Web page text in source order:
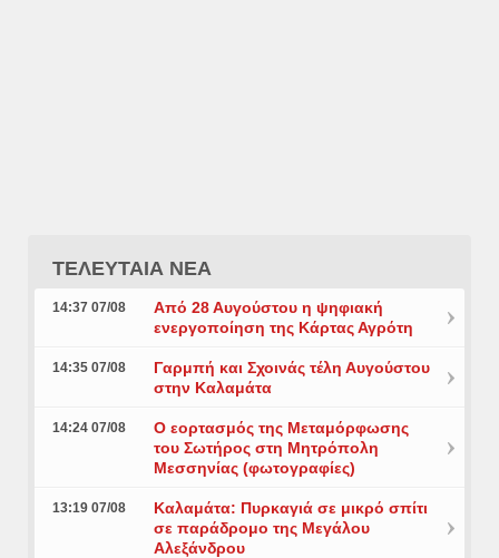
ΤΕΛΕΥΤΑΙΑ ΝΕΑ
14:37 07/08
Από 28 Αυγούστου η ψηφιακή
ενεργοποίηση της Κάρτας Αγρότη
14:35 07/08
Γαρμπή και Σχοινάς τέλη Αυγούστου
στην Καλαμάτα
14:24 07/08
Ο εορτασμός της Μεταμόρφωσης
του Σωτήρος στη Μητρόπολη
Μεσσηνίας (φωτογραφίες)
13:19 07/08
Καλαμάτα: Πυρκαγιά σε μικρό σπίτι
σε παράδρομο της Μεγάλου
Αλεξάνδρου